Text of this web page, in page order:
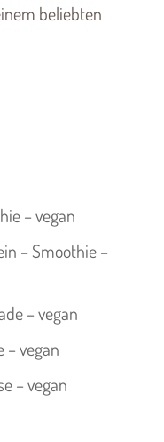
beliebten
– vegan
– Smoothie –
– vegan
vegan
– vegan